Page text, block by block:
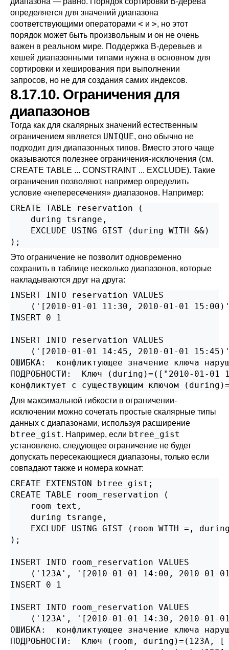
определяется для значений диапазона
соответствующими операторами < и >, но этот
порядок может быть произвольным и он не очень
важен в реальном мире. Поддержка B-деревьев и
хешей диапазонными типами нужна в основном для
сортировки и хеширования при выполнении
запросов, но не для создания самих индексов.
8.17.10. Ограничения для
диапазонов
Тогда как для скалярных значений естественным
ограничением является UNIQUE, оно обычно не
подходит для диапазонных типов. Вместо этого чаще
оказываются полезнее ограничения-исключения (см.
CREATE TABLE ... CONSTRAINT ... EXCLUDE). Такие
ограничения позволяют, например определить
условие «непересечения» диапазонов. Например:
CREATE TABLE reservation (
    during tsrange,
    EXCLUDE USING GIST (during WITH &&)
);
Это ограничение не позволит одновременно
сохранить в таблице несколько диапазонов, которые
накладываются друг на друга:
INSERT INTO reservation VALUES
('[2010-01-01 11:30, 2010-01-01
INSERT 0 1
INSERT INTO reservation VALUES
('[2010-01-01 14:45, 2010-01-01
ОШИБКА:  конфликтующее значение ключа
ПОДРОБНОСТИ:  Ключ (during)=(["2010-01-
конфликтует с существующим ключом
Для максимальной гибкости в ограничении-
исключении можно сочетать простые скалярные типы
данных с диапазонами, используя расширение
btree_gist. Например, если btree_gist
установлено, следующее ограничение не будет
допускать пересекающиеся диапазоны, только если
совпадают также и номера комнат:
CREATE EXTENSION btree_gist;
CREATE TABLE room_reservation (
    room text,
    during tsrange,
EXCLUDE USING GIST (room WITH =,
);
INSERT INTO room_reservation VALUES
('123A', '[2010-01-01 14:00, 2010-01-
INSERT 0 1
INSERT INTO room_reservation VALUES
('123A', '[2010-01-01 14:30, 2010-01-
ОШИБКА:  конфликтующее значение ключа
ПОДРОБНОСТИ:  Ключ (room, during)=(123A,